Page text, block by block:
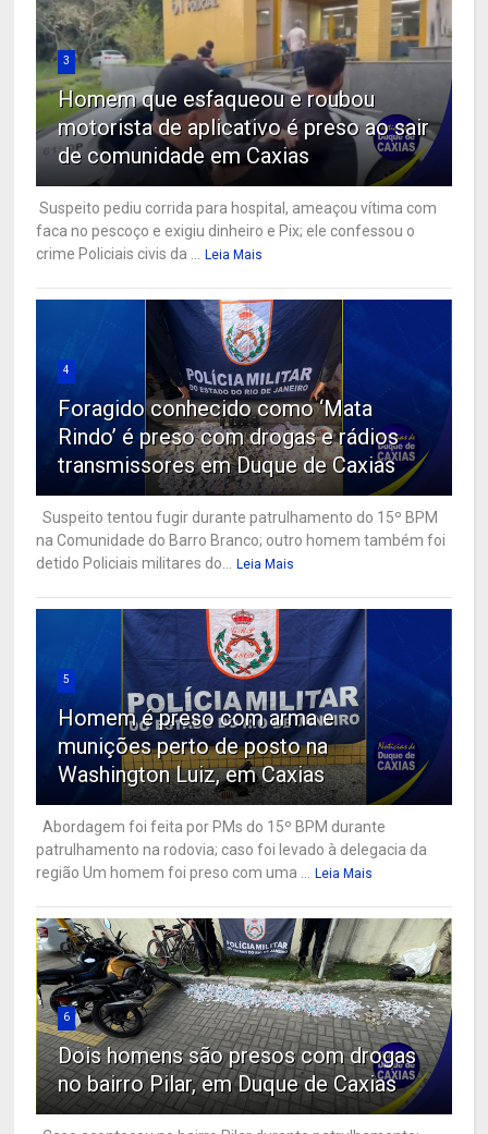
3
Homem que esfaqueou e roubou
motorista de aplicativo é preso ao sair
de comunidade em Caxias
Suspeito pediu corrida para hospital, ameaçou vítima com
faca no pescoço e exigiu dinheiro e Pix; ele confessou o
crime Policiais civis da ... Leia Mais
4
Foragido conhecido como ‘Mata
Rindo’ é preso com drogas e rádios
transmissores em Duque de Caxias
Suspeito tentou fugir durante patrulhamento do 15º BPM
na Comunidade do Barro Branco; outro homem também foi
detido Policiais militares do... Leia Mais
5
Homem é preso com arma e
munições perto de posto na
Washington Luiz, em Caxias
Abordagem foi feita por PMs do 15º BPM durante
patrulhamento na rodovia; caso foi levado à delegacia da
região Um homem foi preso com uma ... Leia Mais
6
Dois homens são presos com drogas
no bairro Pilar, em Duque de Caxias